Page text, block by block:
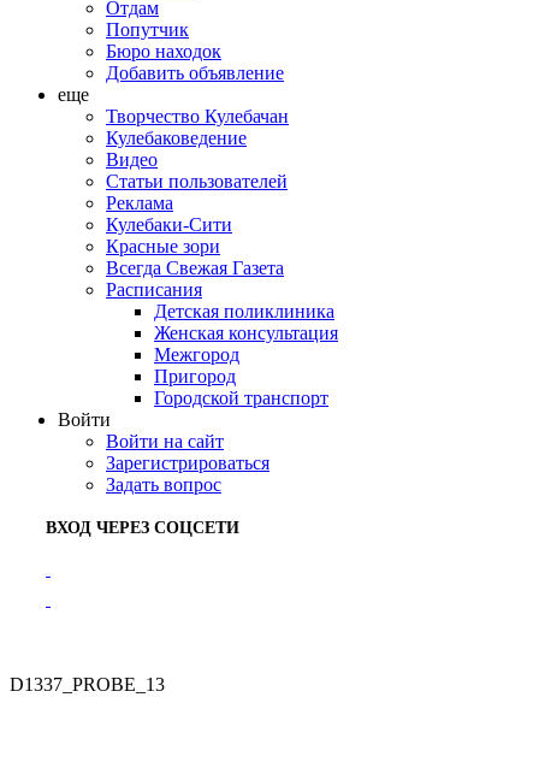
Отдам
Попутчик
Бюро находок
Добавить объявление
еще
Творчество Кулебачан
Кулебаковедение
Видео
Статьи пользователей
Реклама
Кулебаки-Сити
Красные зори
Всегда Свежая Газета
Расписания
Детская поликлиника
Женская консультация
Межгород
Пригород
Городской транспорт
Войти
Войти на сайт
Зарегистрироваться
Задать вопрос
ВХОД ЧЕРЕЗ СОЦСЕТИ